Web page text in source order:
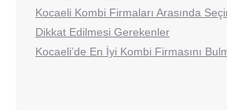
Kocaeli Kombi Firmaları Arasında
Dikkat Edilmesi Gerekenler
Kocaeli’de En İyi Kombi Firmasını